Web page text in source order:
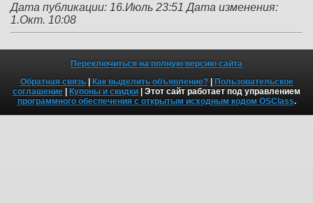
Дата публикации: 16.Июль 23:51 Дата изменения:
1.Окт. 10:08
Переключиться на полную версию сайта
Обратная связь| Как выделить объявление?| Пользовательское
соглашение | Купоны и скидки | Этот сайт работает под управлением
программного обеспечения с открытым исходным кодом OSClass.